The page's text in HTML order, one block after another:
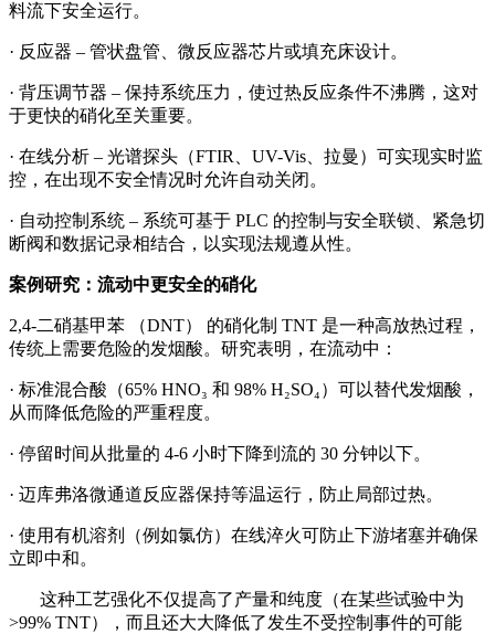
料流下安全运行。
· 反应器 – 管状盘管、微反应器芯片或填充床设计。
· 背压调节器 – 保持系统压力，使过热反应条件不沸腾，这对
于更快的硝化至关重要。
· 在线分析 – 光谱探头（FTIR、UV-Vis、拉曼）可实现实时监
控，在出现不安全情况时允许自动关闭。
· 自动控制系统 – 系统可基于 PLC 的控制与安全联锁、紧急切
断阀和数据记录相结合，以实现法规遵从性。
案例研究：流动中更安全的硝化
2,4-二硝基甲苯 （DNT） 的硝化制 TNT 是一种高放热过程，
传统上需要危险的发烟酸。研究表明，在流动中：
· 标准混合酸（65% HNO₃ 和 98% H₂SO₄）可以替代发烟酸，
从而降低危险的严重程度。
· 停留时间从批量的 4-6 小时下降到流的 30 分钟以下。
· 迈库弗洛微通道反应器保持等温运行，防止局部过热。
· 使用有机溶剂（例如氯仿）在线淬火可防止下游堵塞并确保
立即中和。
这种工艺强化不仅提高了产量和纯度（在某些试验中为
>99% TNT），而且还大大降低了发生不受控制事件的可能